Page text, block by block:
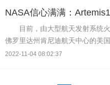
NASA信心满满：
目前，由大型航天发射系统
佛罗里达州肯尼迪航天中心的美
到，SLS组件之前已经被推到发
2022-11-04 08:02:37